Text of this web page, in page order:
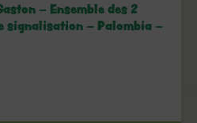
– Ensemble des 2
signalisation – Palombia –